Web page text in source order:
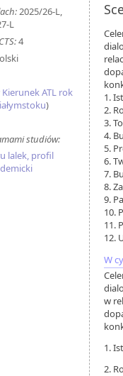
2025/26-L,
L
4
Kierunek ATL rok
)
studiów:
lalek, profil
1.
2.
3.
4.
5.
6.
7.
8.
9.
10.
11.
12.
W
w
1.
2.